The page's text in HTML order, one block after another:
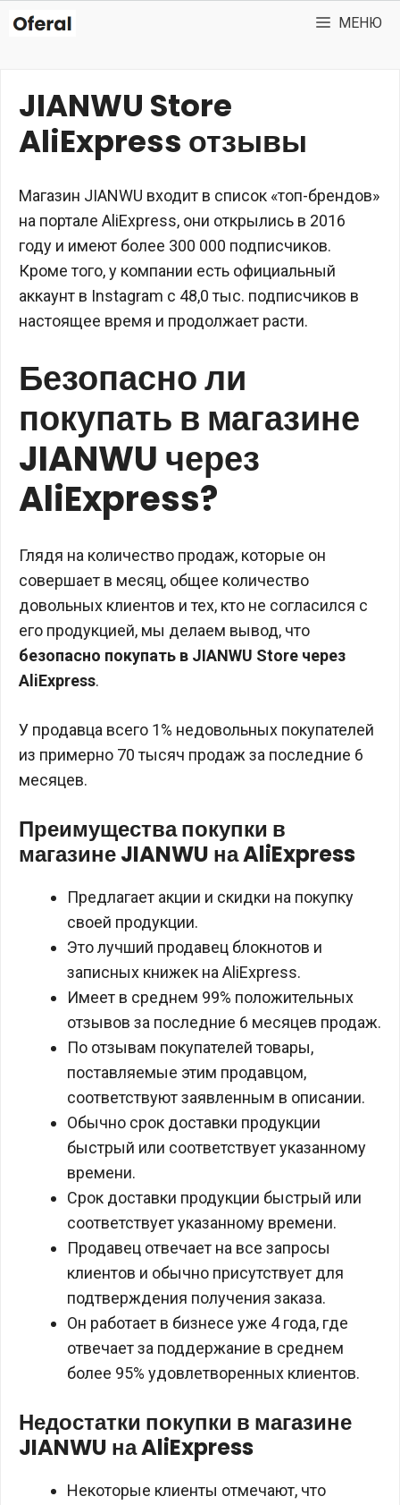
Перейти
МЕНЮ
JIANWU Store
AliExpress отзывы
Магазин JIANWU входит в список «топ-брендов»
на портале AliExpress, они открылись в 2016
году и имеют более 300 000 подписчиков.
Кроме того, у компании есть официальный
аккаунт в Instagram с 48,0 тыс. подписчиков в
настоящее время и продолжает расти.
Безопасно ли
покупать в магазине
JIANWU через
AliExpress?
Глядя на количество продаж, которые он
совершает в месяц, общее количество
довольных клиентов и тех, кто не согласился с
его продукцией, мы делаем вывод, что
безопасно покупать в JIANWU Store через
AliExpress.
У продавца всего 1% недовольных покупателей
из примерно 70 тысяч продаж за последние 6
месяцев.
Преимущества покупки в
магазине JIANWU на AliExpress
Предлагает акции и скидки на покупку
своей продукции.
Это лучший продавец блокнотов и
записных книжек на AliExpress.
Имеет в среднем 99% положительных
отзывов за последние 6 месяцев продаж.
По отзывам покупателей товары,
поставляемые этим продавцом,
соответствуют заявленным в описании.
Обычно срок доставки продукции
быстрый или соответствует указанному
времени.
Срок доставки продукции быстрый или
соответствует указанному времени.
Продавец отвечает на все запросы
клиентов и обычно присутствует для
подтверждения получения заказа.
Он работает в бизнесе уже 4 года, где
отвечает за поддержание в среднем
более 95% удовлетворенных клиентов.
Недостатки покупки в магазине
JIANWU на AliExpress
Некоторые клиенты отмечают, что